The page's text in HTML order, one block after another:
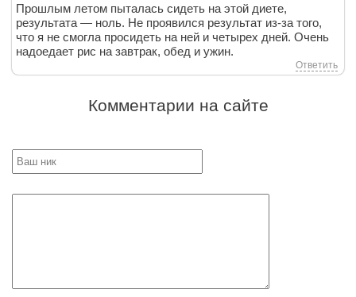
Прошлым летом пыталась сидеть на этой диете,
результата — ноль. Не проявился результат из-за того,
что я не смогла просидеть на ней и четырех дней. Очень
надоедает рис на завтрак, обед и ужин.
Ответить
Комментарии на сайте